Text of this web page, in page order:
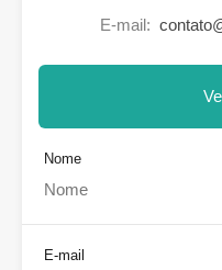
E-mail:
Nome
E-mail